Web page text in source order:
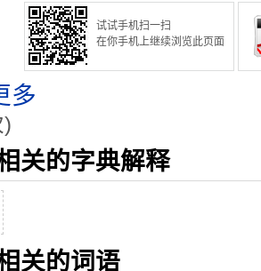
试试手机扫一扫
在你手机上继续浏览此页面
多
关的字典解释
关的词语